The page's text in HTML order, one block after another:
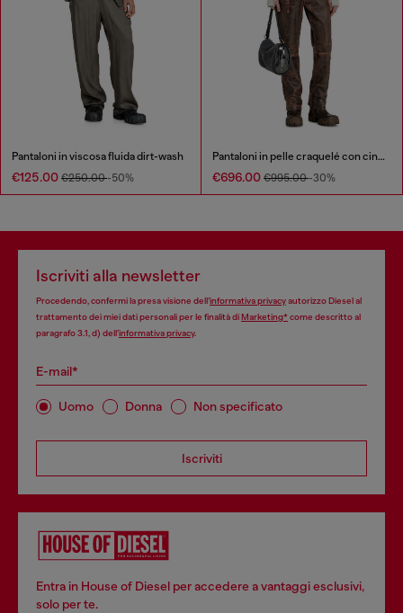
Pantaloni in viscosa fluida dirt-wash
€125.00 €250.00-50%
Pantaloni in pelle craquelé con cintura biker
€696.00 €995.00-30%
Iscriviti alla newsletter
Procedendo, confermi la presa visione dell’informativa privacyautorizzo Diesel al
trattamento dei miei dati personali per le finalità diMarketing*come descritto al
paragrafo 3.1, d) dell’informativa privacy.
E-mail*
Uomo Donna Non specificato
Iscriviti
Entra in House of Diesel per accedere a vantaggi esclusivi,
solo per te.